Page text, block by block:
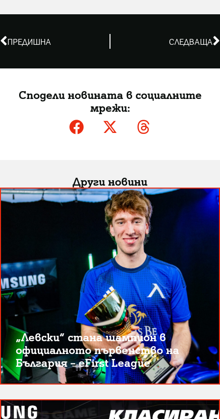
ПРЕДИШНА СЛЕДВАЩА
Сподели новината в социалните
мрежи:
Други новини
„Левски“ стана шампион в
официалното първенство на
България – eFirst League